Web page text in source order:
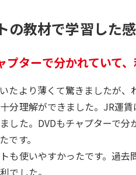
の教材で学習した
プターで分かれていて
たより薄くて驚きましたが、
分理解ができました。JR運
した。DVDもチャプターで
です。
も使いやすかったです。過
でした。